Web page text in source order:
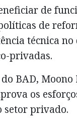
de
de
técnica
privadas.
BAD, Moono
os
setor privado.